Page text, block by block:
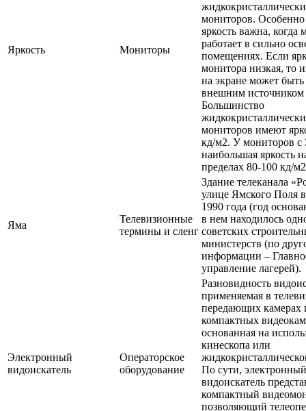
Яркость Мониторы
мониторов. Особенно
яркость важна, когда
работает в сильно
помещениях. Если
монитора низкая, то
на экране может быть
внешним источником
Большинство
мониторов имеют
кд/м2. У мониторов
наибольшая яркость
пределах 80-100 кд/
Яма
Телевизионные
термины и сленг
Здание телеканала
улице Ямского Поля
1990 года (год
в нем находилось
советских
министерств (по
информации –
управление лагерей).
Электронный
видоискатель
Операторское
оборудование
Разновидность
применяемая в
передающих камерах
компактных
основанная на
кинескопа или
По сути, электронный
видоискатель
компактный
позволяющий